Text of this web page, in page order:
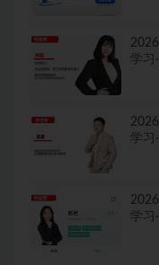
学习
学习
学习